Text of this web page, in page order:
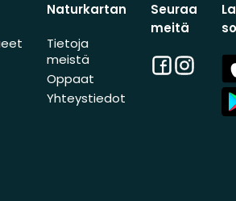
Naturkartan
Tietoja
meistä
Oppaat
Yhteystiedot
Seuraa
meitä
Facebook